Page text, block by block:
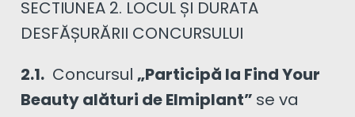
SECTIUNEA 2. LOCUL ȘI DURATA
DESFĂȘURĂRII CONCURSULUI
2.1. Concursul „Participă la Find Your
Beauty alături de Elmiplant” se va